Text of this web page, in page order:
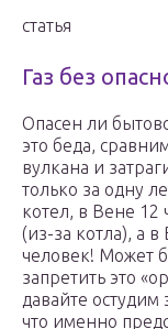
статья
Газ без
Опасен ли
это беда,
вулкана и
только за одну
котел, в Вене 12
(из-за котла), а
человек! Может
запретить это
давайте
что именно